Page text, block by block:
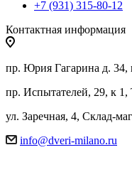
+7 (931) 315-80-12
Контактная информация
пр. Юрия Гагарина д. 34,
пр. Испытателей, 29, к
ул. Заречная, 4, Склад-
info@dveri-milano.ru